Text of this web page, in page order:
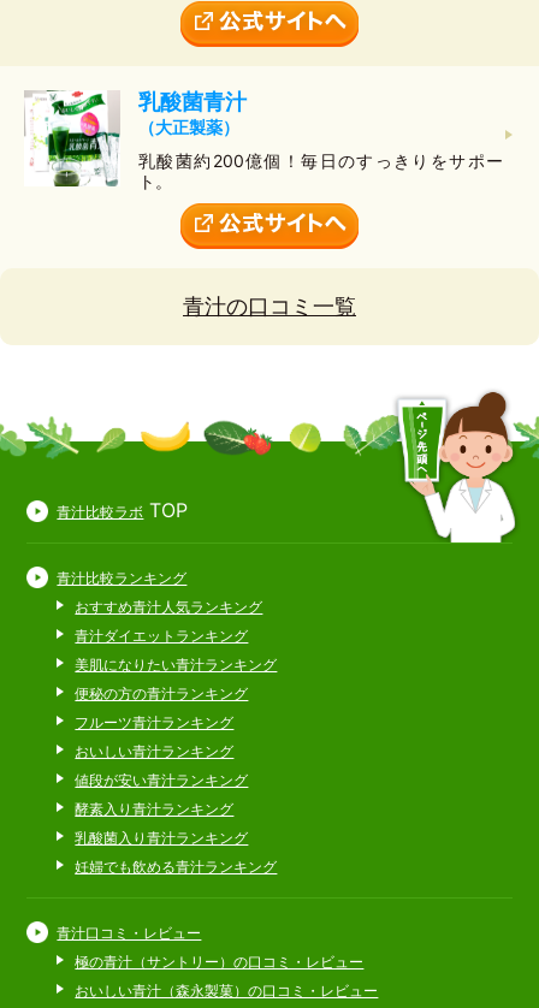
乳酸菌青汁
（大正製薬）
乳酸菌約200億個！毎日のすっきりをサポー
ト。
青汁の口コミ一覧
青汁比較ラボ TOP
青汁比較ランキング
おすすめ青汁人気ランキング
青汁ダイエットランキング
美肌になりたい青汁ランキング
便秘の方の青汁ランキング
フルーツ青汁ランキング
おいしい青汁ランキング
値段が安い青汁ランキング
酵素入り青汁ランキング
乳酸菌入り青汁ランキング
妊婦でも飲める青汁ランキング
青汁口コミ・レビュー
極の青汁（サントリー）の口コミ・レビュー
おいしい青汁（森永製菓）の口コミ・レビュー